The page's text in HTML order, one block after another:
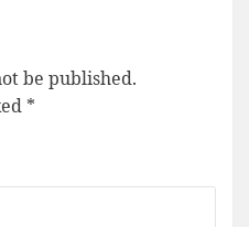
be published.
*